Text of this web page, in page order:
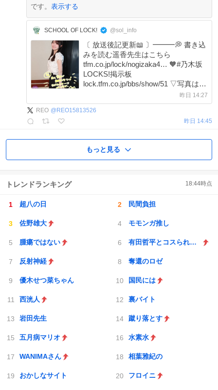
です。 表示する
SCHOOL OF LOCK! @sol_info
〔 放送後記更新📖 〕━━━💭 書き込
みを読む遥香先生はこちら
tfm.co.jp/lock/nogizaka4… 🧡#乃木坂
LOCKS!掲示板
lock.tfm.co.jp/bbs/show/51 ▽写真はこ
ちらから▽ 💚遥香先生宛のメール
tfm.co.jp/lock/nogizaka4… 🎈今日の復
習 tfm.co.jp/listen/radiko/…
昨日 14:27
REO @ REO15813526
昨日 14:45
もっと見る
トレンドランキング 18:44時点
超八の日 民間負担
佐野雄大 モモンガ推し
腫瘍ではない 有田哲平とコスられない街
反射神経 奪還のロゼ
優木せつ菜ちゃん 国民には
西洸人 裏バイト
岩田先生 蹴り落とす
五月病マリオ 水素水
WANIMAさん 相葉雅紀の
おかしなサイト フロイニ